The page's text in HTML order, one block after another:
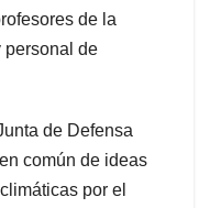
de la
personal de
de Defensa
común de ideas
por el